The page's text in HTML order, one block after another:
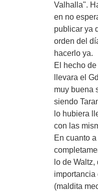
Valhalla".
en no
publicar ya
orden del
hacerlo ya.
El hecho
llevara el
muy buena
siendo
lo hubiera
con las
En cuanto
lo de
importancia
(maldita